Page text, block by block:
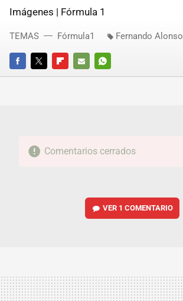
Imágenes | Fórmula 1
FACEBOOKTWITTERFLIPBOARD
E-
WHATSAPP
TEMAS Fórmula1 Fernando Alonso
Comentarios cerrados
VER 1 COMENTARIO